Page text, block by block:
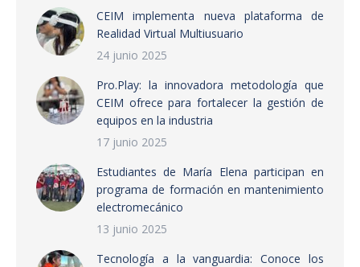
CEIM implementa nueva plataforma de
Realidad Virtual Multiusuario
24 junio 2025
Pro.Play: la innovadora metodología que
CEIM ofrece para fortalecer la gestión de
equipos en la industria
17 junio 2025
Estudiantes de María Elena participan en
programa de formación en mantenimiento
electromecánico
13 junio 2025
Tecnología a la vanguardia: Conoce los